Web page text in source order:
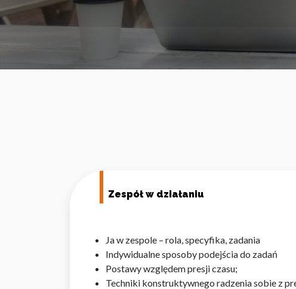
Zespół w działaniu
Ja w zespole – rola, specyfika, zadania
Indywidualne sposoby podejścia do zadań
Postawy względem presji czasu;
Techniki konstruktywnego radzenia sobie z